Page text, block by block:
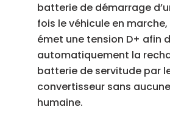
batterie de démarrage
fois le véhicule en marche,
émet une tension D+ afin
automatiquement la
batterie de servitude par
convertisseur sans
humaine.